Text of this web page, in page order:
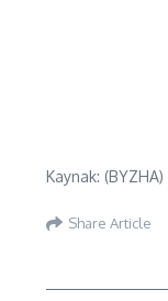
Kaynak:
Share Article